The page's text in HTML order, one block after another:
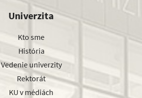
Univerzita
Kto sme
História
Vedenie univerzity
Rektorát
KU v médiách